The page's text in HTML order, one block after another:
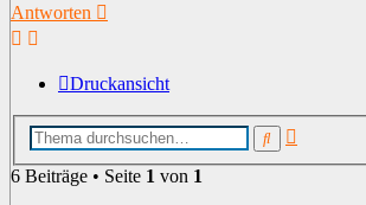
Antworten
Druckansicht
Suche
6 Beiträge • Seite 1 von 1